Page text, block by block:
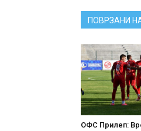
ПОВРЗАНИ
ОФС Прилеп: